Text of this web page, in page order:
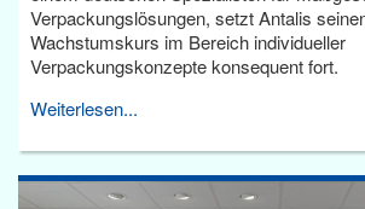
Verpackungslösungen, setzt Antalis
Wachstumskurs im Bereich individueller
Verpackungskonzepte konsequent fort.
Weiterlesen...